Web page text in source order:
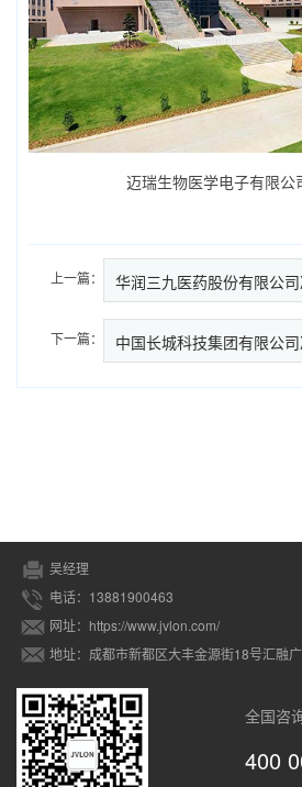
迈瑞生物医学电子有限公
上一篇：
下一篇：
吴经理
电话：13881900463
网址：https://www.jvlon.com/
地址：成都市新都区大丰金源街18号汇融
全国咨
400